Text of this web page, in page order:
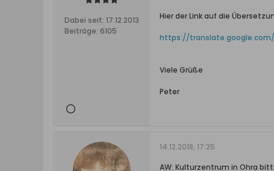
Dabei seit: 17.12.2013
Beiträge: 6105
Hier der Link auf die
https://translate.google.com/
Viele Grüße
Peter
14.12.2018, 17:25
AW: Kulturzentrum in Ohra